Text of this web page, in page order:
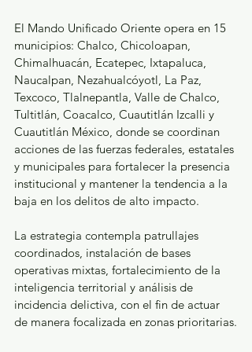
El Mando Unificado Oriente opera en 15
municipios: Chalco, Chicoloapan,
Chimalhuacán, Ecatepec, Ixtapaluca,
Naucalpan, Nezahualcóyotl, La Paz,
Texcoco, Tlalnepantla, Valle de Chalco,
Tultitlán, Coacalco, Cuautitlán Izcalli y
Cuautitlán México, donde se coordinan
acciones de las fuerzas federales, estatales
y municipales para fortalecer la presencia
institucional y mantener la tendencia a la
baja en los delitos de alto impacto.
La estrategia contempla patrullajes
coordinados, instalación de bases
operativas mixtas, fortalecimiento de la
inteligencia territorial y análisis de
incidencia delictiva, con el fin de actuar
de manera focalizada en zonas prioritarias.